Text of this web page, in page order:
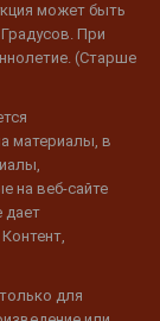
может быть
При
(Старше
материалы, в
на веб-сайте
дает
для